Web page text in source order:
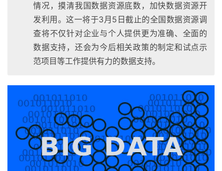
情况，摸清我国数据资源底数，加快数据资源开
发利用。这一将于3月5日截止的全国数据资源调
查将不仅针对企业与个人提供更为准确、全面的
数据支持，还会为今后相关政策的制定和试点示
范项目等工作提供有力的数据支持。